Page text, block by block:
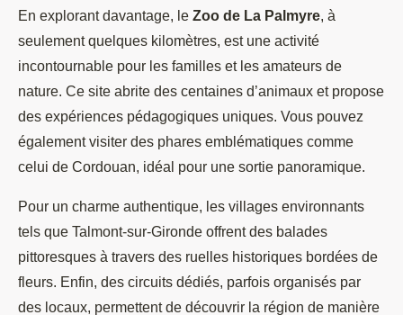
En explorant davantage, le Zoo de La Palmyre, à
seulement quelques kilomètres, est une activité
incontournable pour les familles et les amateurs de
nature. Ce site abrite des centaines d’animaux et propose
des expériences pédagogiques uniques. Vous pouvez
également visiter des phares emblématiques comme
celui de Cordouan, idéal pour une sortie panoramique.
Pour un charme authentique, les villages environnants
tels que Talmont-sur-Gironde offrent des balades
pittoresques à travers des ruelles historiques bordées de
fleurs. Enfin, des circuits dédiés, parfois organisés par
des locaux, permettent de découvrir la région de manière